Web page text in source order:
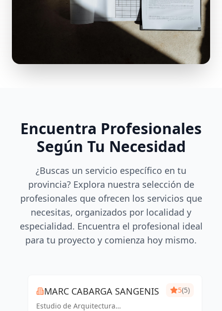
Encuentra Profesionales
Según Tu Necesidad
¿Buscas un servicio específico en tu
provincia? Explora nuestra selección de
profesionales que ofrecen los servicios que
necesitas, organizados por localidad y
especialidad. Encuentra el profesional ideal
para tu proyecto y comienza hoy mismo.
MARC CABARGA SANGENIS
Estudio de Arquitectura
5(5)